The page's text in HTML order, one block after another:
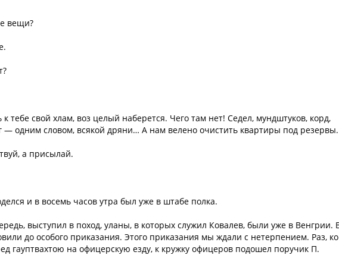
вещи?
тебе свой хлам, воз целый наберется. Чего там нет! Седел, мундштуков, корд,
— одним словом, всякой дряни… А нам велено очистить квартиры под резервы.
а присылай.
и в восемь часов утра был уже в штабе полка.
выступил в поход, уланы, в которых служил Ковалев, были уже в Венгрии.
до особого приказания. Этого приказания мы ждали с нетерпением. Раз,
гауптвахтою на офицерскую езду, к кружку офицеров подошел поручик П.